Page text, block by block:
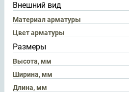
Внешний вид
Материал арматуры
Цвет арматуры
Размеры
Высота, мм
Ширина, мм
Длина, мм